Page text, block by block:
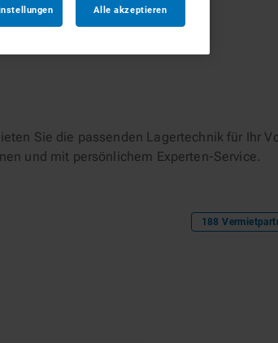
Sie die passenden Lagertechnik für Ihr
und mit persönlichem Experten-Service.
188
Alle akzeptieren